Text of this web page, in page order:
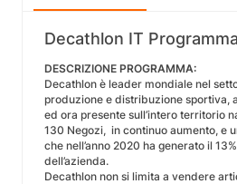
Decathlon IT
DESCRIZIONE PROGRAMMA:
Decathlon è leader mondiale nel
produzione e distribuzione sportiva,
ed ora presente sull’intero territorio
130 Negozi, in continuo aumento, e
che nell’anno 2020 ha generato il
dell’azienda.
Decathlon non si limita a vendere